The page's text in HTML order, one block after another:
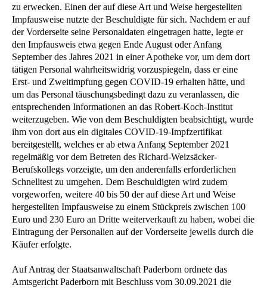
zu erwecken. Einen der auf diese Art und Weise hergestellten
Impfausweise nutzte der Beschuldigte für sich. Nachdem er auf
der Vorderseite seine Personaldaten eingetragen hatte, legte er
den Impfausweis etwa gegen Ende August oder Anfang
September des Jahres 2021 in einer Apotheke vor, um dem dort
tätigen Personal wahrheitswidrig vorzuspiegeln, dass er eine
Erst- und Zweitimpfung gegen COVID-19 erhalten hätte, und
um das Personal täuschungsbedingt dazu zu veranlassen, die
entsprechenden Informationen an das Robert-Koch-Institut
weiterzugeben. Wie von dem Beschuldigten beabsichtigt, wurde
ihm von dort aus ein digitales COVID-19-Impfzertifikat
bereitgestellt, welches er ab etwa Anfang September 2021
regelmäßig vor dem Betreten des Richard-Weizsäcker-
Berufskollegs vorzeigte, um den anderenfalls erforderlichen
Schnelltest zu umgehen. Dem Beschuldigten wird zudem
vorgeworfen, weitere 40 bis 50 der auf diese Art und Weise
hergestellten Impfausweise zu einem Stückpreis zwischen 100
Euro und 230 Euro an Dritte weiterverkauft zu haben, wobei die
Eintragung der Personalien auf der Vorderseite jeweils durch die
Käufer erfolgte.
Auf Antrag der Staatsanwaltschaft Paderborn ordnete das
Amtsgericht Paderborn mit Beschluss vom 30.09.2021 die